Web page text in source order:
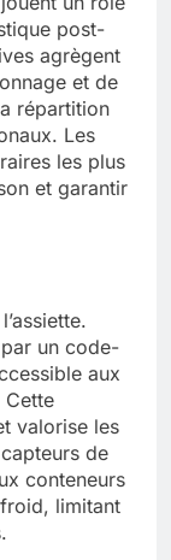
post-
agrègent
et de
répartition
Les
les plus
et garantir
un code-
aux
Cette
valorise les
de
conteneurs
limitant